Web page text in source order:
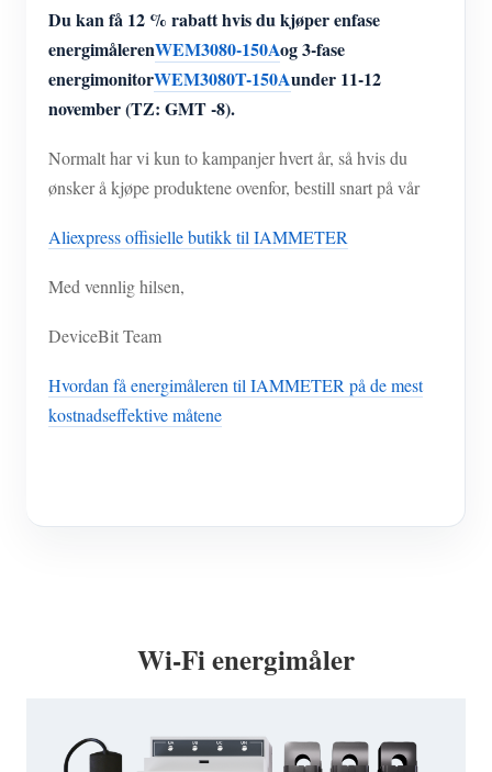
System for energiprognoser og -simulering
applikasjoner
Solar PV System Energy Monitor
PV-varmekontrollsystem
Hjemmeautomatisering
Fabrikkenergiovervåking
butikk
Dokument
Opplæringsvideo
FAQ
Nyheter
Belønningsprogram
Om oss
Du kan få 12 % rabatt hvis du kjøper enfase
energimålerenWEM3080-150Aog 3-fase
energimonitorWEM3080T-150Aunder 11-12
november (TZ: GMT -8).
Normalt har vi kun to kampanjer hvert år, så hvis du
ønsker å kjøpe produktene ovenfor, bestill snart på vår
Aliexpress offisielle butikk til IAMMETER
Med vennlig hilsen,
DeviceBit Team
Hvordan få energimåleren til IAMMETER på de mest
kostnadseffektive måtene
Wi-Fi energimåler